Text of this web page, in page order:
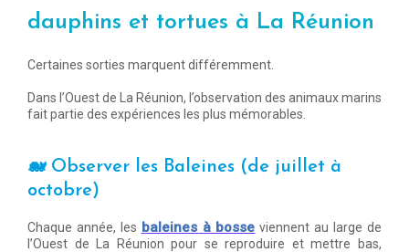
dauphins et tortues à La Réunion
Certaines sorties marquent différemment.
Dans l’Ouest de La Réunion, l’observation des animaux marins
fait partie des expériences les plus mémorables.
🐋 Observer les Baleines (de juillet à
octobre)
Chaque année, les baleines à bosse viennent au large de
l’Ouest de La Réunion pour se reproduire et mettre bas,